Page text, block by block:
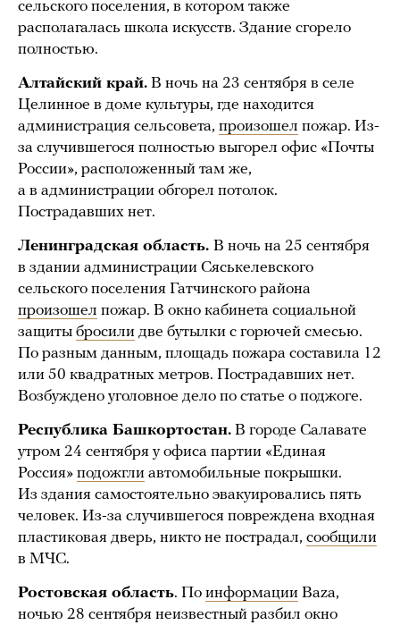
сельского поселения, в котором также
располагалась школа искусств. Здание сгорело
полностью.
Алтайский край. В ночь на 23 сентября в селе
Целинное в доме культуры, где находится
администрация сельсовета, произошел пожар. Из-
за случившегося полностью выгорел офис «Почты
России», расположенный там же,
а в администрации обгорел потолок.
Пострадавших нет.
Ленинградская область. В ночь на 25 сентября
в здании администрации Сяськелевского
сельского поселения Гатчинского района
произошел пожар. В окно кабинета социальной
защиты бросили две бутылки с горючей смесью.
По разным данным, площадь пожара составила 12
или 50 квадратных метров. Пострадавших нет.
Возбуждено уголовное дело по статье о поджоге.
Республика Башкортостан. В городе Салавате
утром 24 сентября у офиса партии «Единая
Россия» подожгли автомобильные покрышки.
Из здания самостоятельно эвакуировались пять
человек. Из-за случившегося повреждена входная
пластиковая дверь, никто не пострадал, сообщили
в МЧС.
Ростовская область. По информации Baza,
ночью 28 сентября неизвестный разбил окно